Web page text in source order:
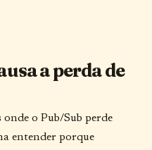
a perda de
o Pub/Sub perde
entender porque